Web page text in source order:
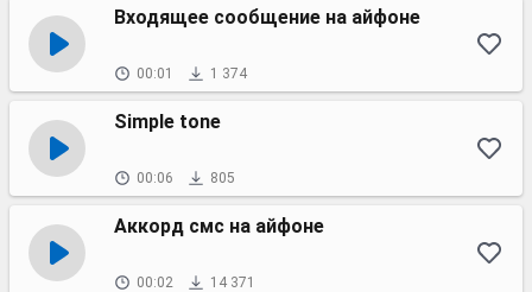
Входящее сообщение на айфоне
00:01 1 374
Simple tone
00:06 805
Аккорд смс на айфоне
00:02 14 371